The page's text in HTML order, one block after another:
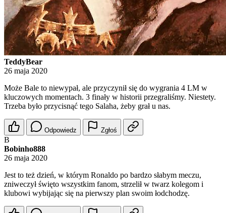
TeddyBear
26 maja 2020
Może Bale to niewypał, ale przyczynił się do wygrania 4 LM w
kluczowych momentach. 3 finały w historii przegraliśmy. Niestety.
Trzeba było przycisnąć tego Salaha, żeby grał u nas.
Odpowiedz Zgłoś
B
Bobinho888
26 maja 2020
Jest to też dzień, w którym Ronaldo po bardzo słabym meczu,
zniweczył święto wszystkim fanom, strzelił w twarz kolegom i
klubowi wybijając się na pierwszy plan swoim łodchodzę.